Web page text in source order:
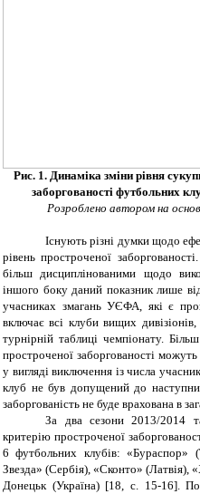
Рис. 1. Динаміка зміни рівня
заборгованості футбольних
Розроблено автором на
Існують різні думки щодо
рівень простроченої
більш дисциплінованими щодо
іншого боку даний показник лише
учасниках змагань УЄФА, які є
включає всі клуби вищих
турнірній таблиці чемпіонату.
простроченої заборгованості можуть
у вигляді виключення із числа
клуб не був допущений до
заборгованість не буде врахована в
За два сезони 2013/2014
критерію простроченої
6 футбольних клубів: «Бураспор»
Звезда» (Сербія), «Сконто» (Латвія),
Донецьк (Україна) [18, с. 15-16].